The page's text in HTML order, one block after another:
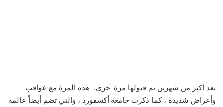
بعد أكثر من شهرين تم قبولها مرة أخرى. هذه المرة مع عواقب
وأعراض شديدة ، كما ذكرت جامعة أكسفورد ، والتي تضم أيضاً عالمة